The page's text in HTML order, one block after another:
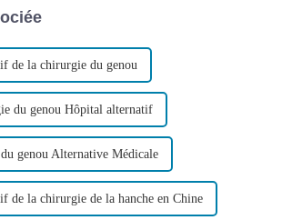
de la chirurgie du genou
du genou Hôpital alternatif
genou Alternative Médicale
de la chirurgie de la hanche en Chine